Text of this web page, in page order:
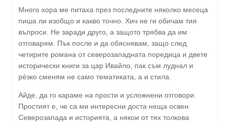
Много хора ме питаха през последните няколко месеца
пиша ли изобщо и какво точно. Хич не ги обичам тия
въпроси. Не заради друго, а защото трябва да им
отговарям. Пък после и да обяснявам, защо след
четирите романа от северозападната поредица и двете
исторически книги за цар Ивайло, пак съм луднал и
рèзко сменям не само тематиката, а и стила.
Айде, да го караме на прости и усложнени отговори.
Простият е, че са ми интересни доста неща освен
Северозапада и историята, а някои от тях толкова